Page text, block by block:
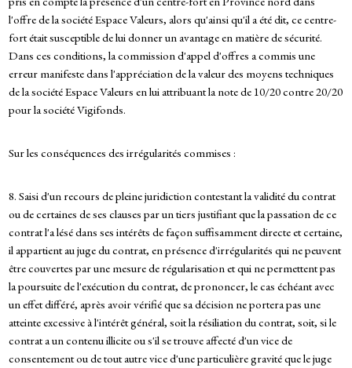
l'offre de la société Espace Valeurs, alors qu'ainsi qu'il a été dit, ce centre-
fort était susceptible de lui donner un avantage en matière de sécurité.
Dans ces conditions, la commission d'appel d'offres a commis une
erreur manifeste dans l'appréciation de la valeur des moyens techniques
de la société Espace Valeurs en lui attribuant la note de 10/20 contre 20/20
pour la société Vigifonds.
Sur les conséquences des irrégularités commises :
8. Saisi d'un recours de pleine juridiction contestant la validité du contrat
ou de certaines de ses clauses par un tiers justifiant que la passation de ce
contrat l'a lésé dans ses intérêts de façon suffisamment directe et certaine,
il appartient au juge du contrat, en présence d'irrégularités qui ne peuvent
être couvertes par une mesure de régularisation et qui ne permettent pas
la poursuite de l'exécution du contrat, de prononcer, le cas échéant avec
un effet différé, après avoir vérifié que sa décision ne portera pas une
atteinte excessive à l'intérêt général, soit la résiliation du contrat, soit, si le
contrat a un contenu illicite ou s'il se trouve affecté d'un vice de
consentement ou de tout autre vice d'une particulière gravité que le juge